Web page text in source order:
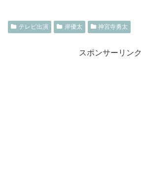
テレビ出演 岸優太 神宮寺勇太
スポンサーリンク